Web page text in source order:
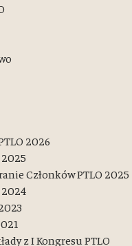
2026
Członków PTLO 2025
z I Kongresu PTLO